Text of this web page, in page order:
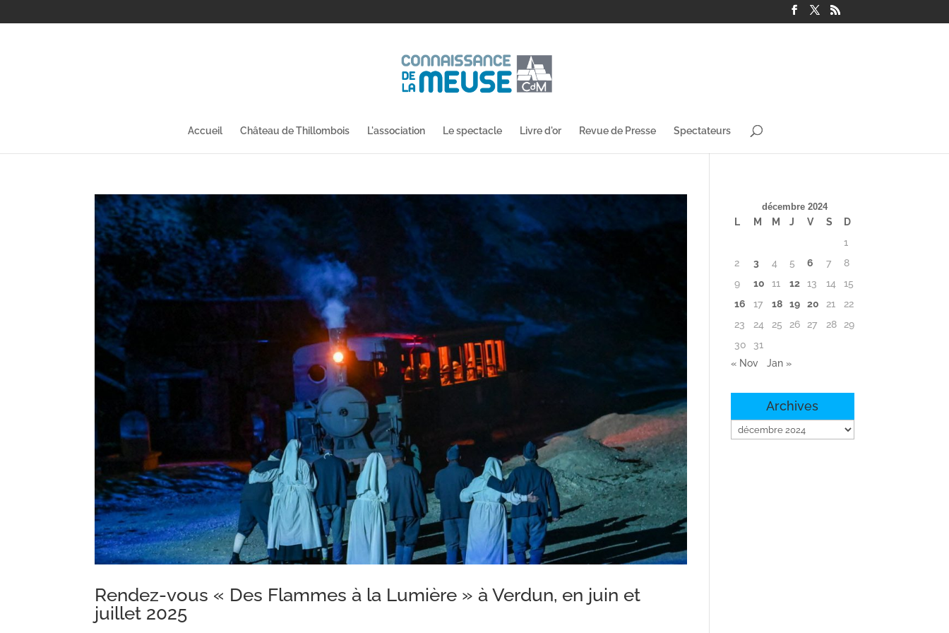
Accueil Château de Thillombois L'association Le spectacle Livre d'or Revue de Presse Spectateurs
Rendez-vous « Des Flammes à la Lumière » à Verdun, en juin et
juillet 2025
décembre 2024
L M M J V S
D
1
2
3 4 5 6 7
8
9
10 11 12 13 14
15
16
17 18 19 20 21
22
23
24 25 26 27 28
29
30
31
« Nov
Jan »
Archives
Archives